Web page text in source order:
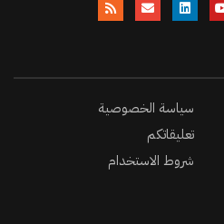
سياسة الخصوصية
تعليقاتكم
شروط الاستخدام